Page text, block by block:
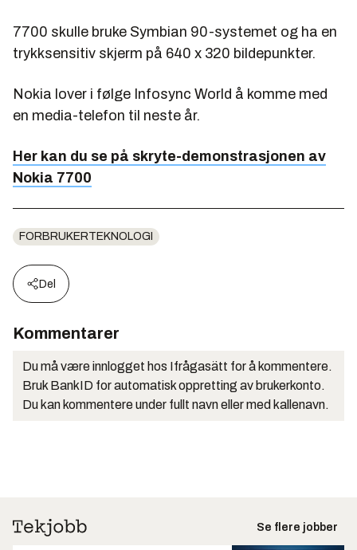
7700 skulle bruke Symbian 90-systemet og ha en
trykksensitiv skjerm på 640 x 320 bildepunkter.
Nokia lover i følge Infosync World å komme med
en media-telefon til neste år.
Her kan du se på skryte-demonstrasjonen av
Nokia 7700
FORBRUKERTEKNOLOGI
Del
Kommentarer
Du må være innlogget hos Ifrågasätt for å kommentere.
Bruk BankID for automatisk oppretting av brukerkonto.
Du kan kommentere under fullt navn eller med kallenavn.
Se flere jobber